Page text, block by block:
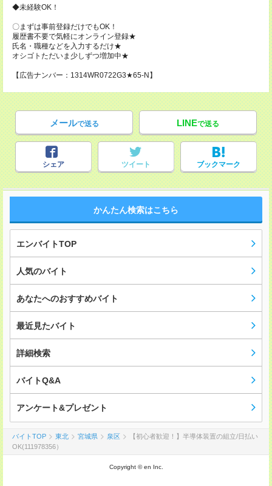
◆未経験OK！
〇まずは事前登録だけでもOK！
履歴書不要で気軽にオンライン登録★
氏名・職種などを入力するだけ★
オシゴトただいま少しずつ増加中★
【広告ナンバー：1314WR0722G3★65-N】
メールで送る LINEで送る
シェア ツイート ブックマーク
かんたん検索はこちら
エンバイトTOP
人気のバイト
あなたへのおすすめバイト
最近見たバイト
詳細検索
バイトQ&A
アンケート&プレゼント
バイトTOP 東北 宮城県 泉区
【初心者歓迎！】半導体装置の組立/日払い
OK(111978356）
Copyright © en Inc.